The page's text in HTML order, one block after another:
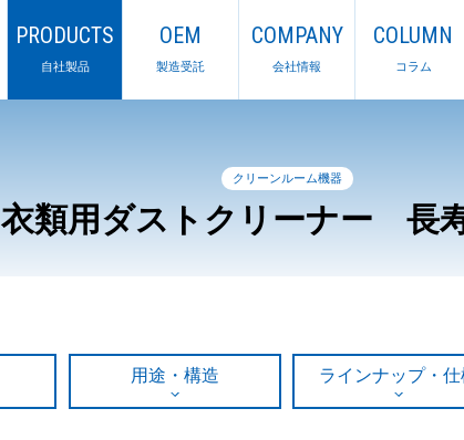
PRODUCTS
自社製品
OEM
製造受託
COMPANY
会社情報
COLUMN
コラム
クリーンルーム機器
衣類用ダストクリーナー 長
用途・構造 ラインナップ・仕